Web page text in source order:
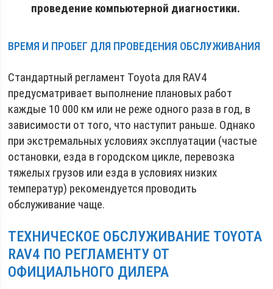
проведение компьютерной диагностики.
ВРЕМЯ И ПРОБЕГ ДЛЯ ПРОВЕДЕНИЯ ОБСЛУЖИВАНИЯ
Стандартный регламент Toyota для RAV4
предусматривает выполнение плановых работ
каждые 10 000 км или не реже одного раза в год, в
зависимости от того, что наступит раньше. Однако
при экстремальных условиях эксплуатации (частые
остановки, езда в городском цикле, перевозка
тяжелых грузов или езда в условиях низких
температур) рекомендуется проводить
обслуживание чаще.
ТЕХНИЧЕСКОЕ ОБСЛУЖИВАНИЕ TOYOTA
RAV4 ПО РЕГЛАМЕНТУ ОТ
ОФИЦИАЛЬНОГО ДИЛЕРА